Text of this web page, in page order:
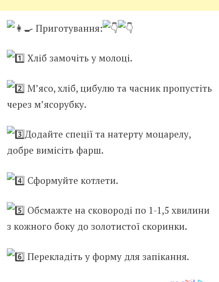
Приготування:
Хліб замочіть у молоці.
М’ясо, хліб, цибулю та часник пропустіть
через м’ясорубку.
Додайте спеції та натерту моцарелу,
добре вимісіть фарш.
Сформуйте котлети.
Обсмажте на сковороді по 1-1,5 хвилини
з кожного боку до золотистої скоринки.
Перекладіть у форму для запікання.